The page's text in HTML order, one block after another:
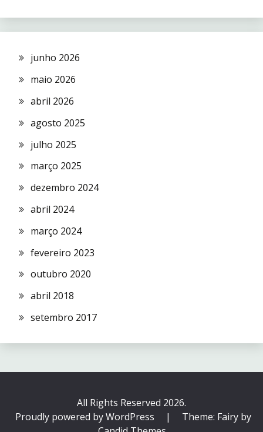
junho 2026
maio 2026
abril 2026
agosto 2025
julho 2025
março 2025
dezembro 2024
abril 2024
março 2024
fevereiro 2023
outubro 2020
abril 2018
setembro 2017
All Rights Reserved 2026.
Proudly powered by WordPress
|
Theme: Fairy by